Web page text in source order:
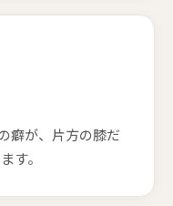
癖が、片方の膝だ
す。